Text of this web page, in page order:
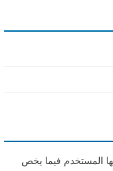
المستخدم فيما يخص